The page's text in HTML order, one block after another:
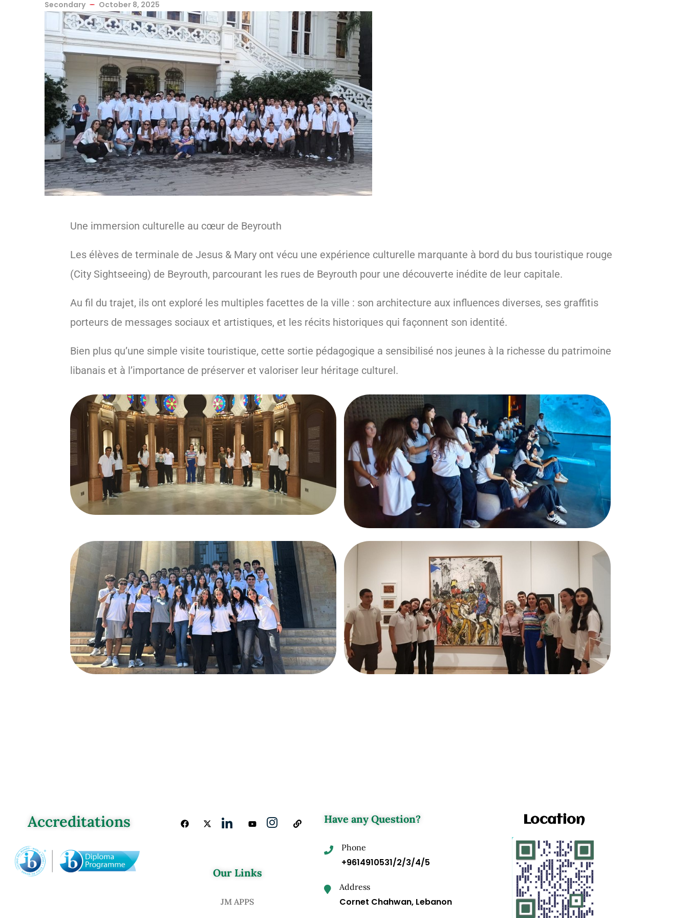
Secondary October 8, 2025
Une immersion culturelle au cœur de Beyrouth
Les élèves de terminale de Jesus & Mary ont vécu une expérience culturelle marquante à bord du bus touristique rouge
(City Sightseeing) de Beyrouth, parcourant les rues de Beyrouth pour une découverte inédite de leur capitale.
Au fil du trajet, ils ont exploré les multiples facettes de la ville : son architecture aux influences diverses, ses graffitis
porteurs de messages sociaux et artistiques, et les récits historiques qui façonnent son identité.
Bien plus qu’une simple visite touristique, cette sortie pédagogique a sensibilisé nos jeunes à la richesse du patrimoine
libanais et à l’importance de préserver et valoriser leur héritage culturel.
Accreditations
Our Links
JM APPS
Have any Question?
Phone
+9614910531/2/3/4/5
Address
Cornet Chahwan, Lebanon
Location